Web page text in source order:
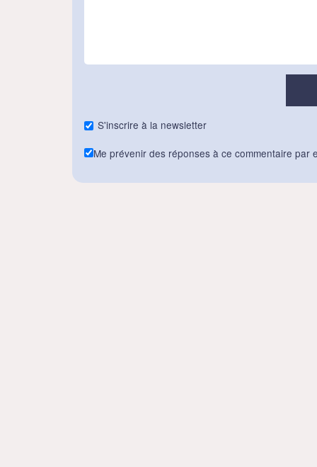
S'inscrire à la newsletter
Me prévenir des réponses à ce commentaire par